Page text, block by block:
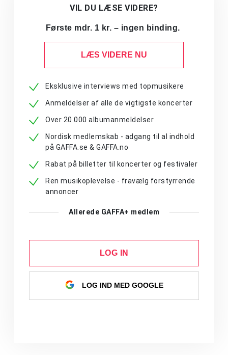
VIL DU LÆSE VIDERE?
Første mdr. 1 kr. – ingen binding.
LÆS VIDERE NU
Eksklusive interviews med topmusikere
Anmeldelser af alle de vigtigste koncerter
Over 20.000 albumanmeldelser
Nordisk medlemskab - adgang til al indhold
på GAFFA.se & GAFFA.no
Rabat på billetter til koncerter og festivaler
Ren musikoplevelse - fravælg forstyrrende
annoncer
Allerede GAFFA+ medlem
LOG IN
LOG IND MED GOOGLE